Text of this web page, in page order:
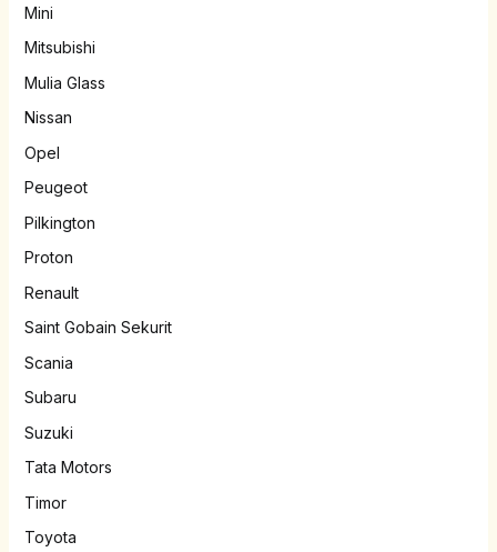
Mini
Mitsubishi
Mulia Glass
Nissan
Opel
Peugeot
Pilkington
Proton
Renault
Saint Gobain Sekurit
Scania
Subaru
Suzuki
Tata Motors
Timor
Toyota